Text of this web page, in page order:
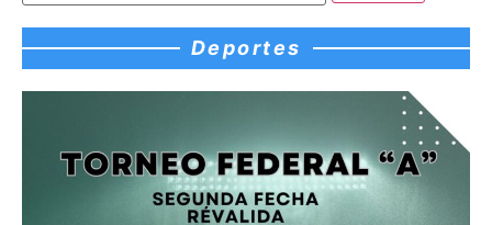
Deportes